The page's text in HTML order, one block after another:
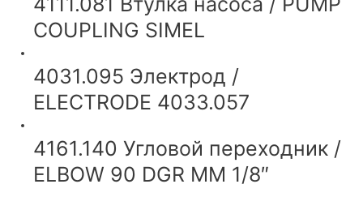
COUPLING SIMEL
4031.095 Электрод /
ELECTRODE 4033.057
4161.140 Угловой переходник /
ELBOW 90 DGR MM 1/8″